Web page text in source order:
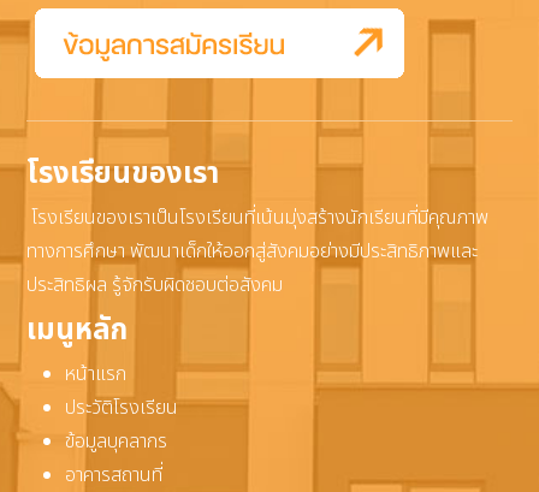
โรงเรียนของเรา
โรงเรียนของเราเป็นโรงเรียนที่เน้นมุ่งสร้างนักเรียนที่มีคุณภาพ
ทางการศึกษา พัฒนาเด็กให้ออกสู่สังคมอย่างมีประสิทธิภาพและ
ประสิทธิผล รู้จักรับผิดชอบต่อสังคม
เมนูหลัก
หน้าแรก
ประวัติโรงเรียน
ข้อมูลบุคลากร
อาคารสถานที่